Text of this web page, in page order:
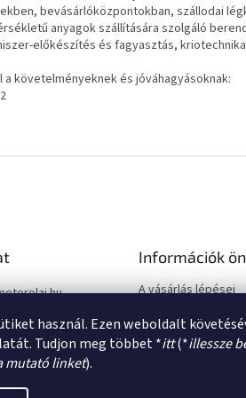
használ. Ezen weboldalt
Tudjon meg többet *itt(*illessze
mutató linket).
bevásárlóközpontokban, szállodai
anyagok szállítására szolgáló
előkészítés és fagyasztás,
a követelményeknek és jóváhagyásoknak:
Információk
A vásárlás lépései
Adatkezelési